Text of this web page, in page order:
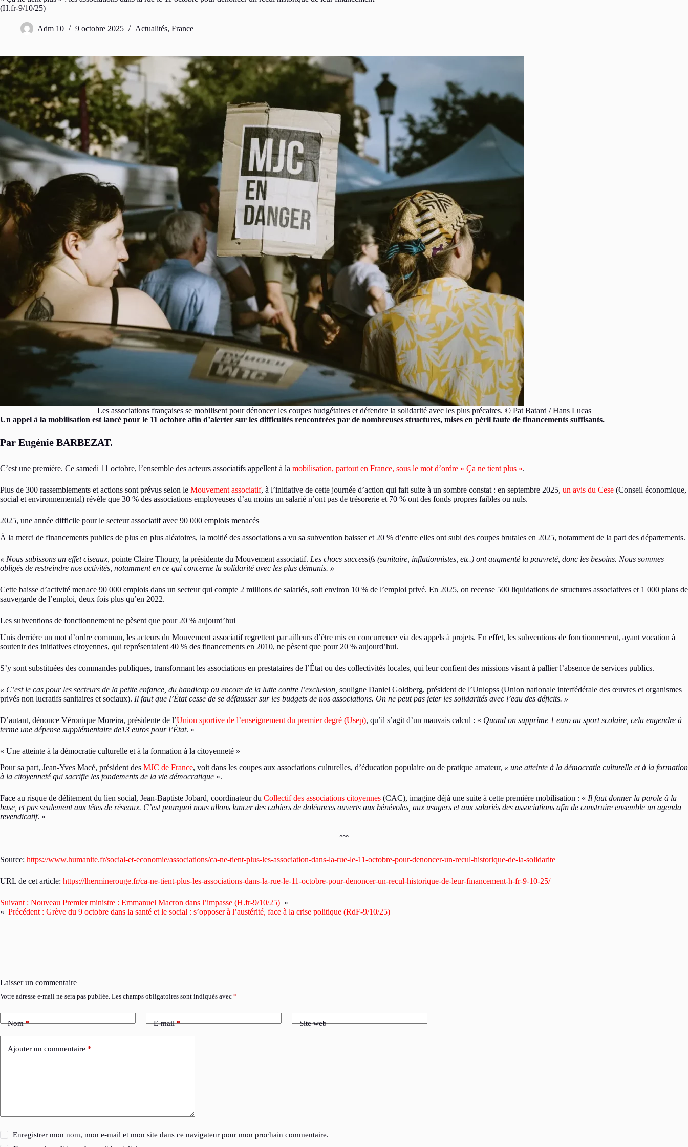
(H.fr-9/10/25)
Adm 10 9 octobre 2025 Actualités, France
Les associations françaises se mobilisent pour dénoncer les coupes budgétaires et défendre la solidarité avec les plus précaires. © Pat Batard / Hans Lucas
Un appel à la mobilisation est lancé pour le 11 octobre afin d’alerter sur les difficultés rencontrées par de nombreuses structures, mises en péril faute de financements suffisants.
Par Eugénie BARBEZAT.
C’est une première. Ce samedi 11 octobre, l’ensemble des acteurs associatifs appellent à la mobilisation, partout en France, sous le mot d’ordre « Ça ne tient plus ».
Plus de 300 rassemblements et actions sont prévus selon le Mouvement associatif, à l’initiative de cette journée d’action qui fait suite à un sombre constat : en septembre 2025, un avis du Cese (Conseil économique,
social et environnemental) révèle que 30 % des associations employeuses d’au moins un salarié n’ont pas de trésorerie et 70 % ont des fonds propres faibles ou nuls.
2025, une année difficile pour le secteur associatif avec 90 000 emplois menacés
À la merci de financements publics de plus en plus aléatoires, la moitié des associations a vu sa subvention baisser et 20 % d’entre elles ont subi des coupes brutales en 2025, notamment de la part des départements.
« Nous subissons un effet ciseaux, pointe Claire Thoury, la présidente du Mouvement associatif. Les chocs successifs (sanitaire, inflationnistes, etc.) ont augmenté la pauvreté, donc les besoins. Nous sommes
obligés de restreindre nos activités, notamment en ce qui concerne la solidarité avec les plus démunis. »
Cette baisse d’activité menace 90 000 emplois dans un secteur qui compte 2 millions de salariés, soit environ 10 % de l’emploi privé. En 2025, on recense 500 liquidations de structures associatives et 1 000 plans de
sauvegarde de l’emploi, deux fois plus qu’en 2022.
Les subventions de fonctionnement ne pèsent que pour 20 % aujourd’hui
Unis derrière un mot d’ordre commun, les acteurs du Mouvement associatif regrettent par ailleurs d’être mis en concurrence via des appels à projets. En effet, les subventions de fonctionnement, ayant vocation à
soutenir des initiatives citoyennes, qui représentaient 40 % des financements en 2010, ne pèsent que pour 20 % aujourd’hui.
S’y sont substituées des commandes publiques, transformant les associations en prestataires de l’État ou des collectivités locales, qui leur confient des missions visant à pallier l’absence de services publics.
« C’est le cas pour les secteurs de la petite enfance, du handicap ou encore de la lutte contre l’exclusion, souligne Daniel Goldberg, président de l’Uniopss (Union nationale interfédérale des œuvres et organismes
privés non lucratifs sanitaires et sociaux). Il faut que l’État cesse de se défausser sur les budgets de nos associations. On ne peut pas jeter les solidarités avec l’eau des déficits. »
D’autant, dénonce Véronique Moreira, présidente de l’Union sportive de l’enseignement du premier degré (Usep), qu’il s’agit d’un mauvais calcul : « Quand on supprime 1 euro au sport scolaire, cela engendre à
terme une dépense supplémentaire de13 euros pour l’État. »
« Une atteinte à la démocratie culturelle et à la formation à la citoyenneté »
Pour sa part, Jean-Yves Macé, président des MJC de France, voit dans les coupes aux associations culturelles, d’éducation populaire ou de pratique amateur, « une atteinte à la démocratie culturelle et à la formation
à la citoyenneté qui sacrifie les fondements de la vie démocratique ».
Face au risque de délitement du lien social, Jean-Baptiste Jobard, coordinateur du Collectif des associations citoyennes (CAC), imagine déjà une suite à cette première mobilisation : « Il faut donner la parole à la
base, et pas seulement aux têtes de réseaux. C’est pourquoi nous allons lancer des cahiers de doléances ouverts aux bénévoles, aux usagers et aux salariés des associations afin de construire ensemble un agenda
revendicatif. »
°°°
Source: https://www.humanite.fr/social-et-economie/associations/ca-ne-tient-plus-les-association-dans-la-rue-le-11-octobre-pour-denoncer-un-recul-historique-de-la-solidarite
URL de cet article: https://lherminerouge.fr/ca-ne-tient-plus-les-associations-dans-la-rue-le-11-octobre-pour-denoncer-un-recul-historique-de-leur-financement-h-fr-9-10-25/
Suivant : Nouveau Premier ministre : Emmanuel Macron dans l’impasse (H.fr-9/10/25) »
« Précédent : Grève du 9 octobre dans la santé et le social : s’opposer à l’austérité, face à la crise politique (RdF-9/10/25)
Laisser un commentaire
Votre adresse e-mail ne sera pas publiée. Les champs obligatoires sont indiqués avec *
Nom* E-mail* Site web
Ajouter un commentaire *
Enregistrer mon nom, mon e-mail et mon site dans ce navigateur pour mon prochain commentaire.